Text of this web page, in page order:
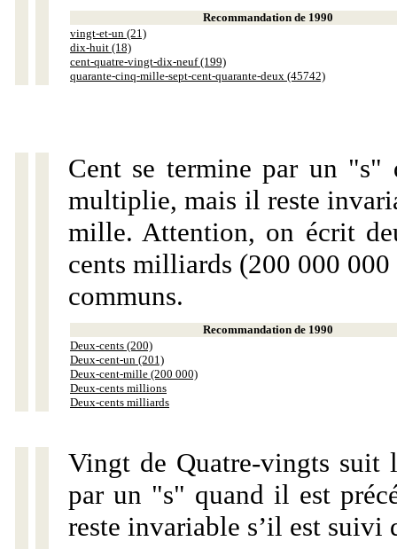
Recommandation de 1990
vingt-et-un (21)
dix-huit (18)
cent-quatre-vingt-dix-neuf (199)
quarante-cinq-mille-sept-cent-quarante-deux (45742)
Cent se termine par un "s"
multiplie, mais il reste
mille. Attention, on écrit
cents milliards (200 000
communs.
Recommandation de 1990
Deux-cents (200)
Deux-cent-un (201)
Deux-cent-mille (200 000)
Deux-cents millions
Deux-cents milliards
Vingt de Quatre-vingts suit
par un "s" quand il est
reste invariable s’il est suivi